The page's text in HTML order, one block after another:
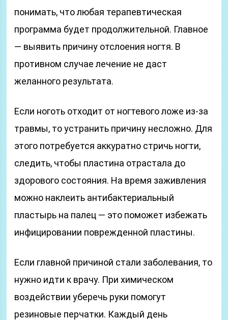
понимать, что любая терапевтическая
программа будет продолжительной. Главное
— выявить причину отслоения ногтя. В
противном случае лечение не даст
желанного результата.
Если ноготь отходит от ногтевого ложе из-за
травмы, то устранить причину несложно. Для
этого потребуется аккуратно стричь ногти,
следить, чтобы пластина отрастала до
здорового состояния. На время заживления
можно наклеить антибактериальный
пластырь на палец — это поможет избежать
инфицировании поврежденной пластины.
Если главной причиной стали заболевания, то
нужно идти к врачу. При химическом
воздействии уберечь руки помогут
резиновые перчатки. Каждый день